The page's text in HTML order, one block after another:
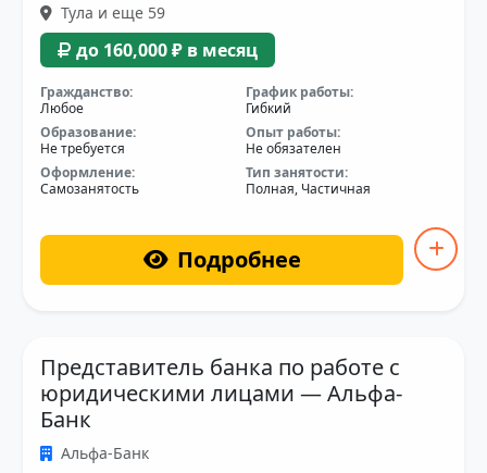
Тула и еще 59
до 160,000 ₽ в месяц
Гражданство:
Любое
График работы:
Гибкий
Образование:
Не требуется
Опыт работы:
Не обязателен
Оформление:
Самозанятость
Тип занятости:
Полная, Частичная
Подробнее
Представитель банка по работе с
юридическими лицами — Альфа-
Банк
Альфа-Банк